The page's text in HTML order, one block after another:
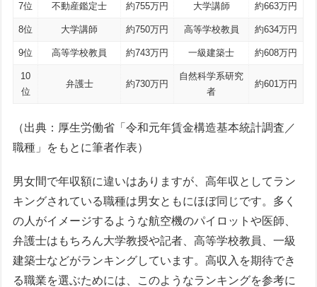
7位 不動産鑑定士 約755万円 大学講師 約663万円
8位 大学講師 約750万円 高等学校教員 約634万円
9位 高等学校教員 約743万円 一級建築士 約608万円
10
位
弁護士 約730万円
自然科学系研究
者
約601万円
（出典：厚生労働省「令和元年賃金構造基本統計調査／
職種」をもとに筆者作表）
男女間で年収額に違いはありますが、高年収としてラン
キングされている職種は男女ともにほぼ同じです。多く
の人がイメージするような航空機のパイロットや医師、
弁護士はもちろん大学教授や記者、高等学校教員、一級
建築士などがランキングしています。高収入を期待でき
る職業を選ぶためには、このようなランキングを参考に